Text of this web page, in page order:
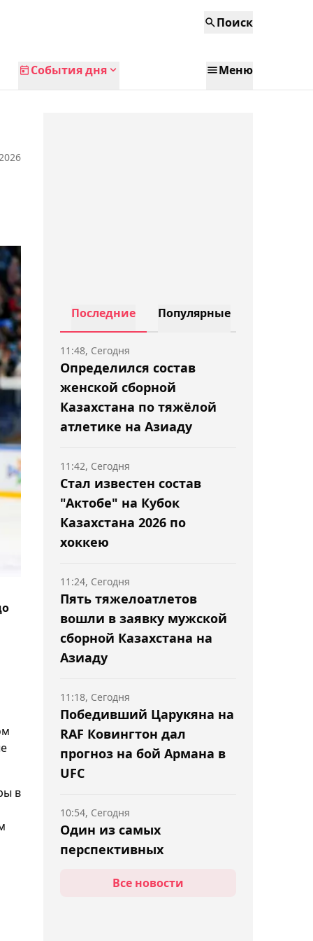
Поиск
События дня Меню
в
Последние Популярные
Определился состав
женской сборной
Казахстана по тяжёлой
атлетике на Азиаду
11:48, Сегодня
Стал известен состав
"Актобе" на Кубок
Казахстана 2026 по
хоккею
11:42, Сегодня
Пять тяжелоатлетов
вошли в заявку мужской
сборной Казахстана на
Азиаду
11:24, Сегодня
Победивший Царукяна на
RAF Ковингтон дал
прогноз на бой Армана в
UFC
11:18, Сегодня
Один из самых
перспективных
Едыге Емберды пропустит
10:54, Сегодня
Все новости